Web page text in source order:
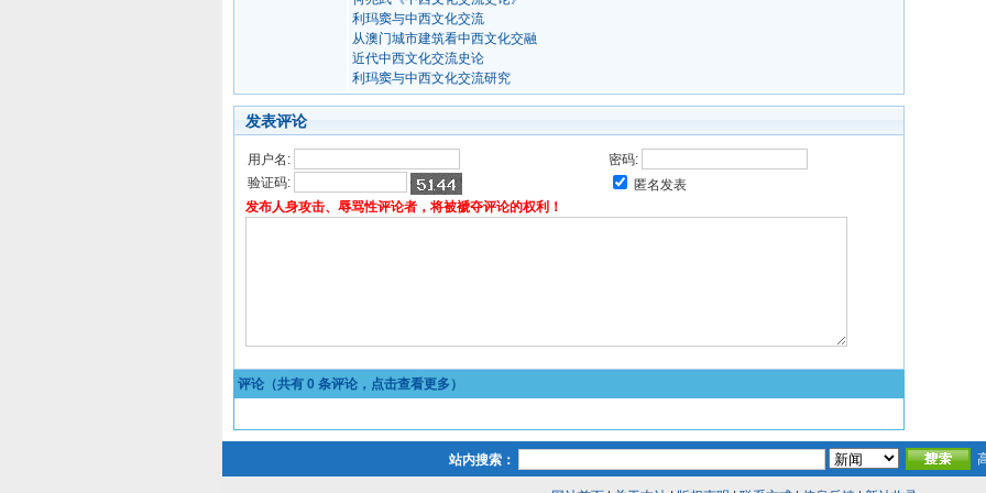
利玛窦与中西文化交流
从澳门城市建筑看中西文化交融
近代中西文化交流史论
利玛窦与中西文化交流研究
发表评论
用户名:
密码:
验证码:
匿名发表
发布人身攻击、辱骂性评论者，将被褫夺评论的权利！
评论（共有 0 条评论，点击查看更多）
站内搜索：